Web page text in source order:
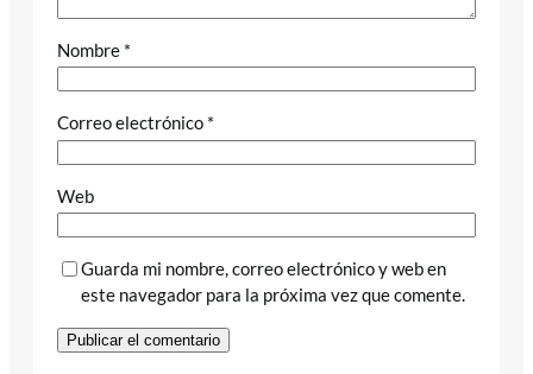
Nombre *
Correo electrónico *
Web
Guarda mi nombre, correo electrónico y web en
este navegador para la próxima vez que comente.